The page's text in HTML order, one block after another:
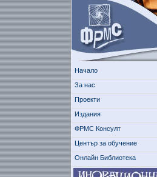
Начало
За нас
Проекти
Издания
ФРМС Консулт
Център за обучение
Онлайн Библиотека